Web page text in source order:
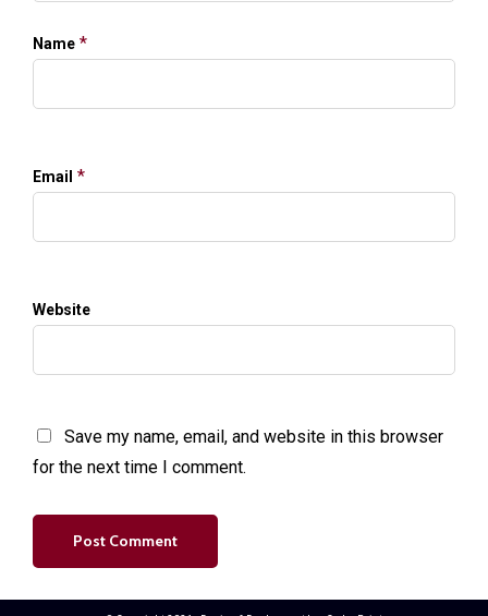
Name *
Email *
Website
Save my name, email, and website in this browser
for the next time I comment.